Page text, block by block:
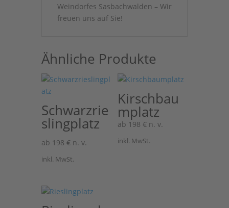
Weindorfes Sasbachwalden – Wir
freuen uns auf Sie!
Ähnliche Produkte
Schwarzrie
slingplatz
ab 198 € n. v.
inkl. MwSt.
Kirschbau
mplatz
ab 198 € n. v.
inkl. MwSt.